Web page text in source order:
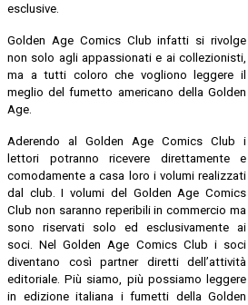
esclusive.
Golden Age Comics Club infatti si rivolge
non solo agli appassionati e ai collezionisti,
ma a tutti coloro che vogliono leggere il
meglio del fumetto americano della Golden
Age.
Aderendo al Golden Age Comics Club i
lettori potranno ricevere direttamente e
comodamente a casa loro i volumi realizzati
dal club. I volumi del Golden Age Comics
Club non saranno reperibili in commercio ma
sono riservati solo ed esclusivamente ai
soci. Nel Golden Age Comics Club i soci
diventano così partner diretti dell’attività
editoriale.Più siamo, più possiamo leggere
in edizione italiana i fumetti della Golden